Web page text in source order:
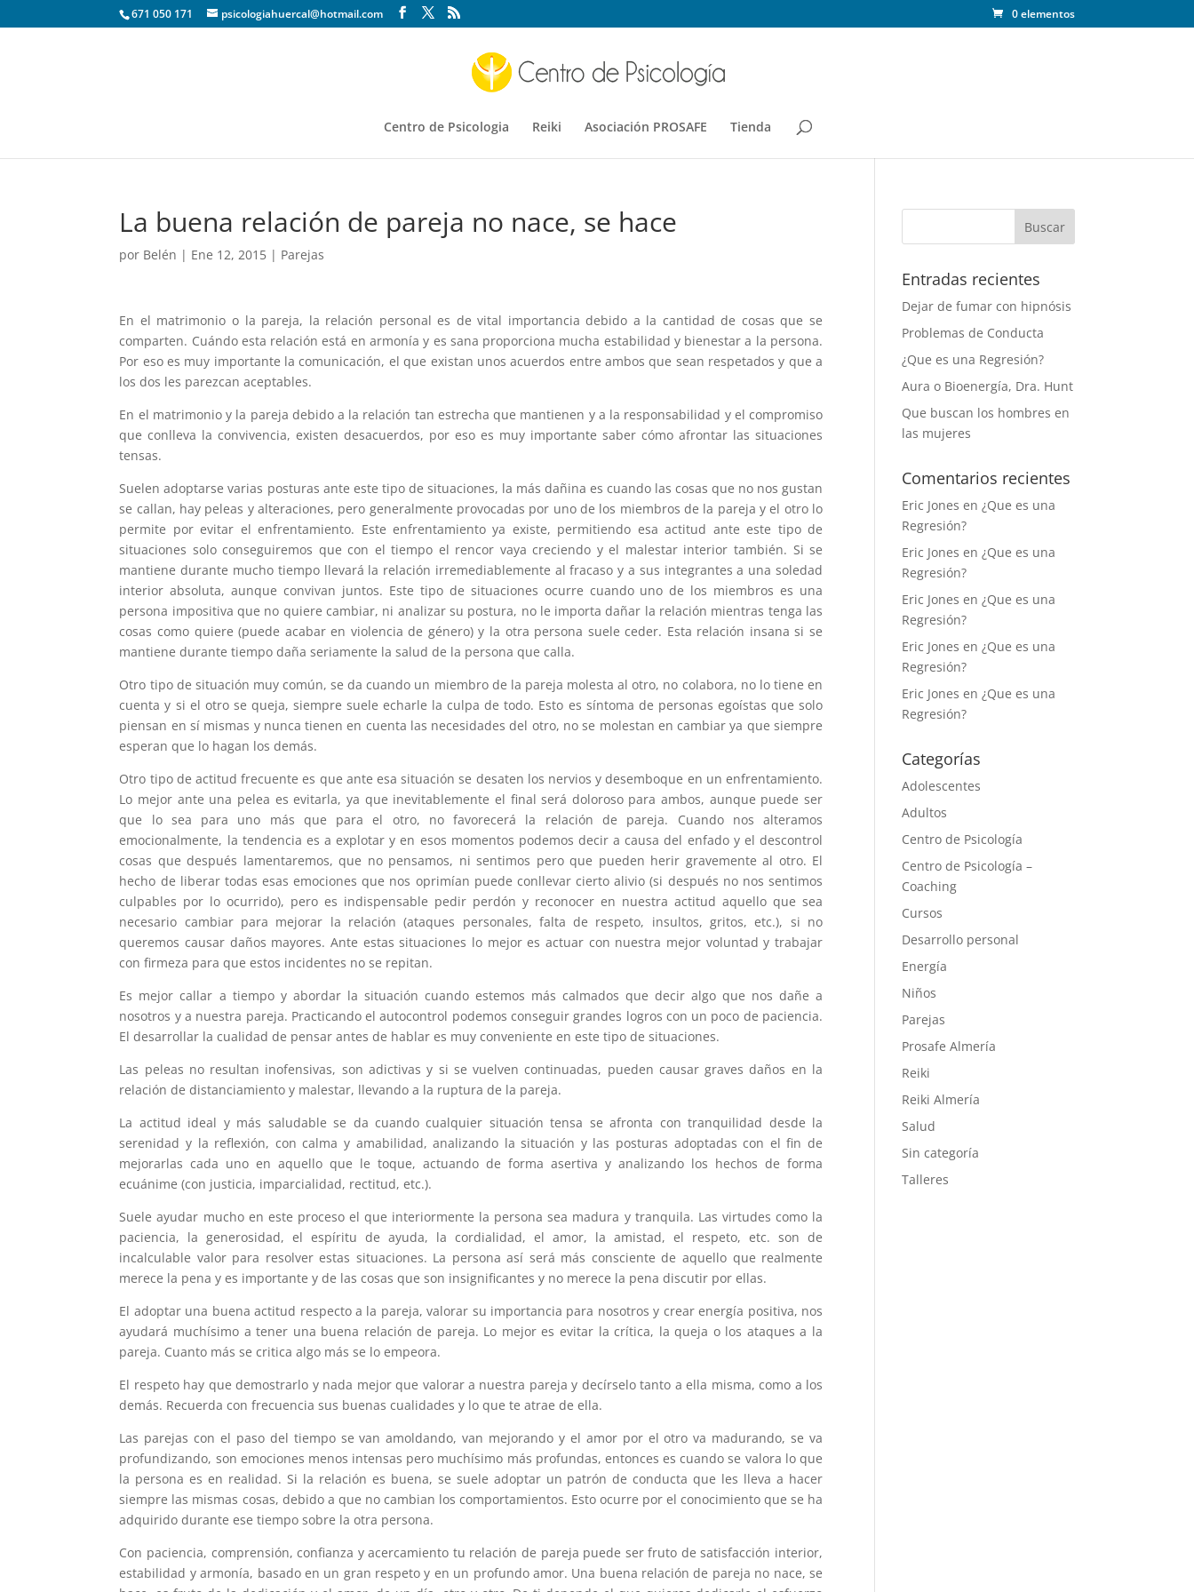
671 050 171 psicologiahuercal@hotmail.com 0 elementos
Centro de Psicologia Reiki Asociación PROSAFE Tienda
La buena relación de pareja no nace, se hace
por Belén | Ene 12, 2015 | Parejas
En el matrimonio o la pareja, la relación personal es de vital importancia debido a la cantidad de cosas que se
comparten. Cuándo esta relación está en armonía y es sana proporciona mucha estabilidad y bienestar a la persona.
Por eso es muy importante la comunicación, el que existan unos acuerdos entre ambos que sean respetados y que a
los dos les parezcan aceptables.
En el matrimonio y la pareja debido a la relación tan estrecha que mantienen y a la responsabilidad y el compromiso
que conlleva la convivencia, existen desacuerdos, por eso es muy importante saber cómo afrontar las situaciones
tensas.
Suelen adoptarse varias posturas ante este tipo de situaciones, la más dañina es cuando las cosas que no nos gustan
se callan, hay peleas y alteraciones, pero generalmente provocadas por uno de los miembros de la pareja y el otro lo
permite por evitar el enfrentamiento. Este enfrentamiento ya existe, permitiendo esa actitud ante este tipo de
situaciones solo conseguiremos que con el tiempo el rencor vaya creciendo y el malestar interior también. Si se
mantiene durante mucho tiempo llevará la relación irremediablemente al fracaso y a sus integrantes a una soledad
interior absoluta, aunque convivan juntos. Este tipo de situaciones ocurre cuando uno de los miembros es una
persona impositiva que no quiere cambiar, ni analizar su postura, no le importa dañar la relación mientras tenga las
cosas como quiere (puede acabar en violencia de género) y la otra persona suele ceder. Esta relación insana si se
mantiene durante tiempo daña seriamente la salud de la persona que calla.
Otro tipo de situación muy común, se da cuando un miembro de la pareja molesta al otro, no colabora, no lo tiene en
cuenta y si el otro se queja, siempre suele echarle la culpa de todo. Esto es síntoma de personas egoístas que solo
piensan en sí mismas y nunca tienen en cuenta las necesidades del otro, no se molestan en cambiar ya que siempre
esperan que lo hagan los demás.
Otro tipo de actitud frecuente es que ante esa situación se desaten los nervios y desemboque en un enfrentamiento.
Lo mejor ante una pelea es evitarla, ya que inevitablemente el final será doloroso para ambos, aunque puede ser
que lo sea para uno más que para el otro, no favorecerá la relación de pareja. Cuando nos alteramos
emocionalmente, la tendencia es a explotar y en esos momentos podemos decir a causa del enfado y el descontrol
cosas que después lamentaremos, que no pensamos, ni sentimos pero que pueden herir gravemente al otro. El
hecho de liberar todas esas emociones que nos oprimían puede conllevar cierto alivio (si después no nos sentimos
culpables por lo ocurrido), pero es indispensable pedir perdón y reconocer en nuestra actitud aquello que sea
necesario cambiar para mejorar la relación (ataques personales, falta de respeto, insultos, gritos, etc.), si no
queremos causar daños mayores. Ante estas situaciones lo mejor es actuar con nuestra mejor voluntad y trabajar
con firmeza para que estos incidentes no se repitan.
Es mejor callar a tiempo y abordar la situación cuando estemos más calmados que decir algo que nos dañe a
nosotros y a nuestra pareja. Practicando el autocontrol podemos conseguir grandes logros con un poco de paciencia.
El desarrollar la cualidad de pensar antes de hablar es muy conveniente en este tipo de situaciones.
Las peleas no resultan inofensivas, son adictivas y si se vuelven continuadas, pueden causar graves daños en la
relación de distanciamiento y malestar, llevando a la ruptura de la pareja.
La actitud ideal y más saludable se da cuando cualquier situación tensa se afronta con tranquilidad desde la
serenidad y la reflexión, con calma y amabilidad, analizando la situación y las posturas adoptadas con el fin de
mejorarlas cada uno en aquello que le toque, actuando de forma asertiva y analizando los hechos de forma
ecuánime (con justicia, imparcialidad, rectitud, etc.).
Suele ayudar mucho en este proceso el que interiormente la persona sea madura y tranquila. Las virtudes como la
paciencia, la generosidad, el espíritu de ayuda, la cordialidad, el amor, la amistad, el respeto, etc. son de
incalculable valor para resolver estas situaciones. La persona así será más consciente de aquello que realmente
merece la pena y es importante y de las cosas que son insignificantes y no merece la pena discutir por ellas.
El adoptar una buena actitud respecto a la pareja, valorar su importancia para nosotros y crear energía positiva, nos
ayudará muchísimo a tener una buena relación de pareja. Lo mejor es evitar la crítica, la queja o los ataques a la
pareja. Cuanto más se critica algo más se lo empeora.
El respeto hay que demostrarlo y nada mejor que valorar a nuestra pareja y decírselo tanto a ella misma, como a los
demás. Recuerda con frecuencia sus buenas cualidades y lo que te atrae de ella.
Las parejas con el paso del tiempo se van amoldando, van mejorando y el amor por el otro va madurando, se va
profundizando, son emociones menos intensas pero muchísimo más profundas, entonces es cuando se valora lo que
la persona es en realidad. Si la relación es buena, se suele adoptar un patrón de conducta que les lleva a hacer
siempre las mismas cosas, debido a que no cambian los comportamientos. Esto ocurre por el conocimiento que se ha
adquirido durante ese tiempo sobre la otra persona.
Con paciencia, comprensión, confianza y acercamiento tu relación de pareja puede ser fruto de satisfacción interior,
estabilidad y armonía, basado en un gran respeto y en un profundo amor. Una buena relación de pareja no nace, se
Entradas recientes
Dejar de fumar con hipnósis
Problemas de Conducta
¿Que es una Regresión?
Aura o Bioenergía, Dra. Hunt
Que buscan los hombres en
las mujeres
Comentarios recientes
Eric Jones en¿Que es una
Regresión?
Eric Jones en¿Que es una
Regresión?
Eric Jones en¿Que es una
Regresión?
Eric Jones en¿Que es una
Regresión?
Eric Jones en¿Que es una
Regresión?
Categorías
Adolescentes
Adultos
Centro de Psicología
Centro de Psicología –
Coaching
Cursos
Desarrollo personal
Energía
Niños
Parejas
Prosafe Almería
Reiki
Reiki Almería
Salud
Sin categoría
Talleres